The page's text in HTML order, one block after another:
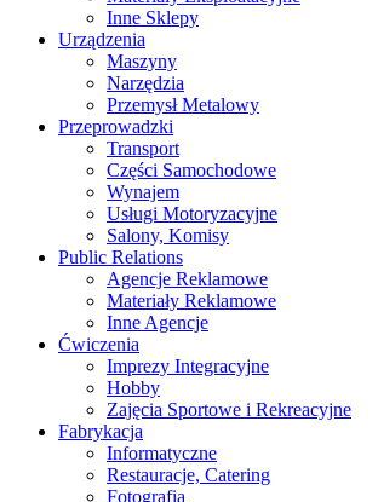
Inne Sklepy
Urządzenia
Maszyny
Narzędzia
Przemysł Metalowy
Przeprowadzki
Transport
Części Samochodowe
Wynajem
Usługi Motoryzacyjne
Salony, Komisy
Public Relations
Agencje Reklamowe
Materiały Reklamowe
Inne Agencje
Ćwiczenia
Imprezy Integracyjne
Hobby
Zajęcia Sportowe i Rekreacyjne
Fabrykacja
Informatyczne
Restauracje, Catering
Fotografia